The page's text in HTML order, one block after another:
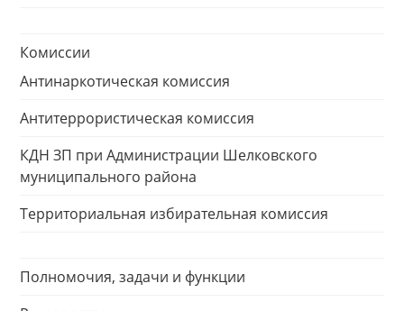
Комиссии
Антинаркотическая комиссия
Антитеррористическая комиссия
КДН ЗП при Администрации Шелковского
муниципального района
Территориальная избирательная комиссия
Полномочия, задачи и функции